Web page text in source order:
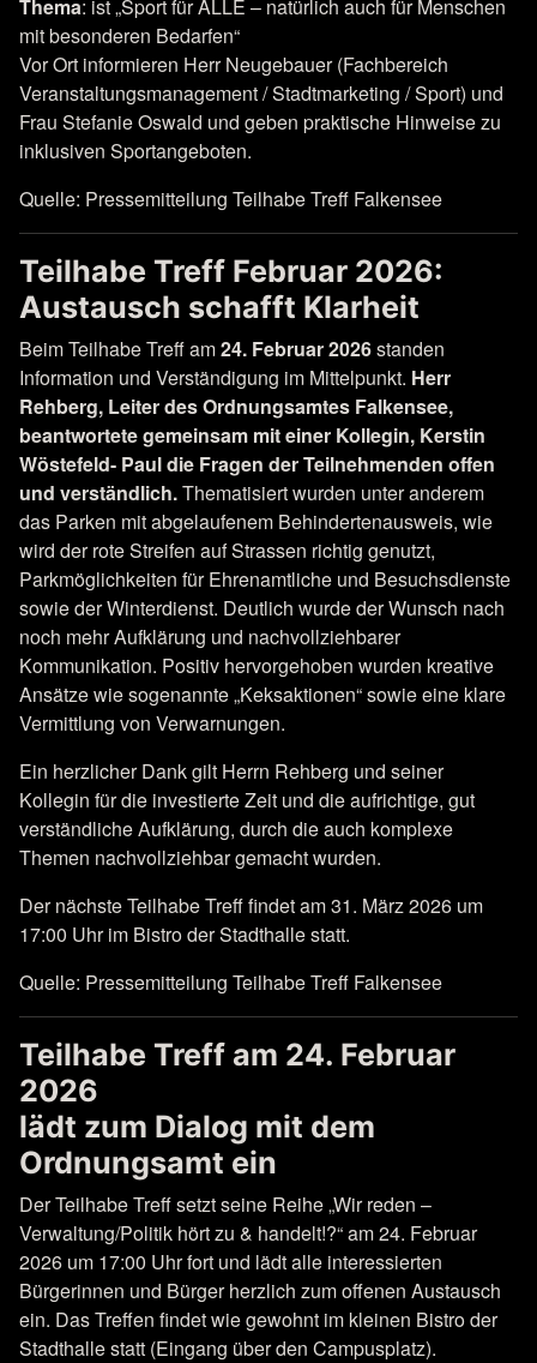
Thema: ist „Sport für ALLE – natürlich auch für Menschen
mit besonderen Bedarfen“
Vor Ort informieren Herr Neugebauer (Fachbereich
Veranstaltungsmanagement / Stadtmarketing / Sport) und
Frau Stefanie Oswald und geben praktische Hinweise zu
inklusiven Sportangeboten.
Quelle: Pressemitteilung Teilhabe Treff Falkensee
Teilhabe Treff Februar 2026:
Austausch schafft Klarheit
Beim Teilhabe Treff am24. Februar 2026standen
Information und Verständigung im Mittelpunkt. Herr
Rehberg, Leiter des Ordnungsamtes Falkensee,
beantwortete gemeinsam mit einer Kollegin, Kerstin
Wöstefeld- Paul die Fragen der Teilnehmenden offen
und verständlich.Thematisiert wurden unter anderem
das Parken mit abgelaufenem Behindertenausweis, wie
wird der rote Streifen auf Strassen richtig genutzt,
Parkmöglichkeiten für Ehrenamtliche und Besuchsdienste
sowie der Winterdienst. Deutlich wurde der Wunsch nach
noch mehr Aufklärung und nachvollziehbarer
Kommunikation. Positiv hervorgehoben wurden kreative
Ansätze wie sogenannte „Keksaktionen“ sowie eine klare
Vermittlung von Verwarnungen.
Ein herzlicher Dank gilt Herrn Rehberg und seiner
Kollegin für die investierte Zeit und die aufrichtige, gut
verständliche Aufklärung, durch die auch komplexe
Themen nachvollziehbar gemacht wurden.
Der nächste Teilhabe Treff findet am 31. März 2026 um
17:00 Uhr im Bistro der Stadthalle statt.
Quelle: Pressemitteilung Teilhabe Treff Falkensee
Teilhabe Treff am 24. Februar
2026
lädt zum Dialog mit dem
Ordnungsamt ein
Der Teilhabe Treff setzt seine Reihe „Wir reden –
Verwaltung/Politik hört zu & handelt!?“ am 24. Februar
2026 um 17:00 Uhr fort und lädt alle interessierten
Bürgerinnen und Bürger herzlich zum offenen Austausch
ein. Das Treffen findet wie gewohnt im kleinen Bistro der
Stadthalle statt (Eingang über den Campusplatz).